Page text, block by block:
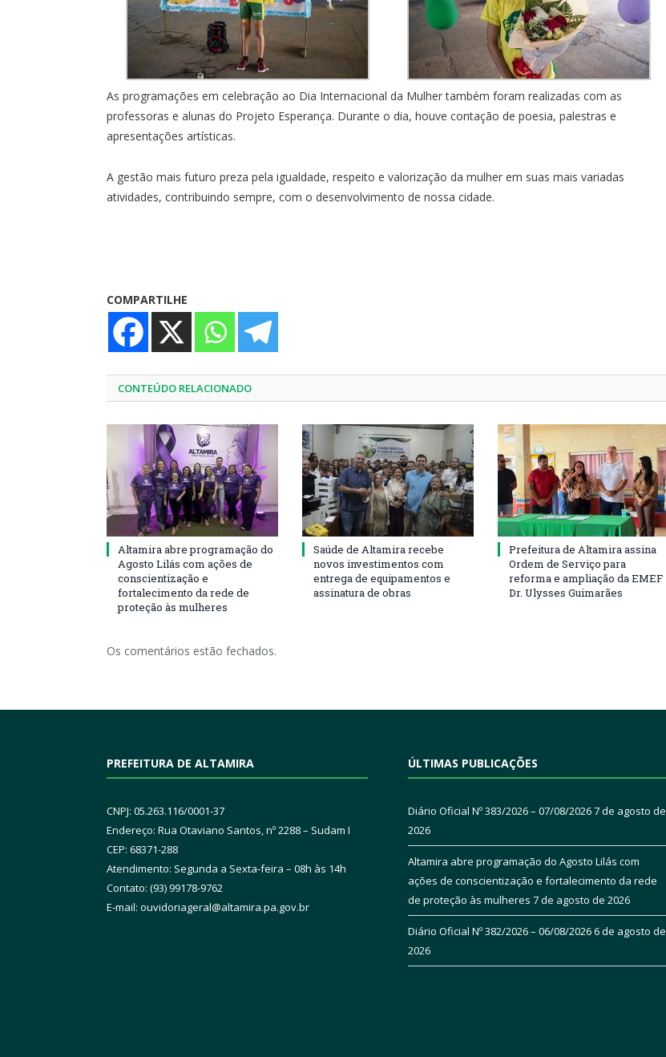
As programações em celebração ao Dia Internacional da Mulher também foram realizadas com as
professoras e alunas do Projeto Esperança. Durante o dia, houve contação de poesia, palestras e
apresentações artísticas.
A gestão mais futuro preza pela igualdade, respeito e valorização da mulher em suas mais variadas
atividades, contribuindo sempre, com o desenvolvimento de nossa cidade.
COMPARTILHE
CONTEÚDO RELACIONADO
Altamira abre programação do
Agosto Lilás com ações de
conscientização e
fortalecimento da rede de
proteção às mulheres
Saúde de Altamira recebe
novos investimentos com
entrega de equipamentos e
assinatura de obras
Prefeitura de Altamira assina
Ordem de Serviço para
reforma e ampliação da EMEF
Dr. Ulysses Guimarães
Os comentários estão fechados.
PREFEITURA DE ALTAMIRA
CNPJ: 05.263.116/0001-37
Endereço: Rua Otaviano Santos, nº 2288 – Sudam I
CEP: 68371-288
Atendimento: Segunda a Sexta-feira – 08h às 14h
Contato: (93) 99178-9762
E-mail: ouvidoriageral@altamira.pa.gov.br
ÚLTIMAS PUBLICAÇÕES
Diário Oficial Nº 383/2026 – 07/08/20267 de agosto de
2026
Altamira abre programação do Agosto Lilás com
ações de conscientização e fortalecimento da rede
de proteção às mulheres 7 de agosto de 2026
Diário Oficial Nº 382/2026 – 06/08/20266 de agosto de
2026